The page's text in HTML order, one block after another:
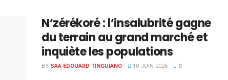
N’zérékoré : l’insalubrité gagne
du terrain au grand marché et
inquiète les populations
BY SAA EDOUARD TINGUIANO 10 JUIN 2026 0